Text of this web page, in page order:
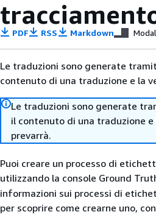
PDF RSS Markdown
Le traduzioni sono generate
contenuto di una traduzione e la
Le traduzioni sono generate
il contenuto di una traduzione
prevarrà.
Puoi creare un processo di
utilizzando la console Ground
informazioni sui processi di
per scoprire come crearne uno,